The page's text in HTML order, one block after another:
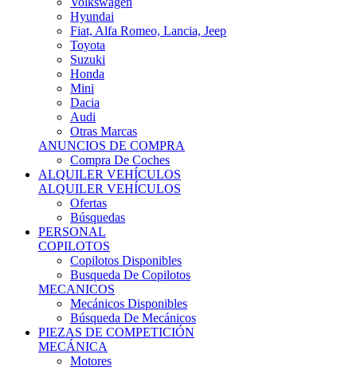
Fiat, Alfa Romeo, Lancia, Jeep
Toyota
Suzuki
Honda
Mini
Dacia
Audi
Otras Marcas
ANUNCIOS DE COMPRA
Compra De Coches
ALQUILER VEHÍCULOS
ALQUILER VEHÍCULOS
Ofertas
Búsquedas
PERSONAL
COPILOTOS
Copilotos Disponibles
Busqueda De Copilotos
MECANICOS
Mecánicos Disponibles
Búsqueda De Mecánicos
PIEZAS DE COMPETICIÓN
MECÁNICA
Motores
Refrigeración